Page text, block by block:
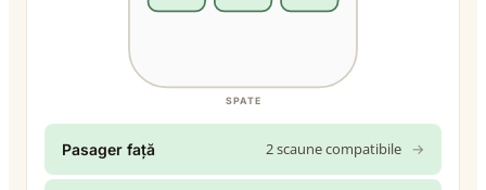
SPATE
Pasager față 2 scaune compatibile →